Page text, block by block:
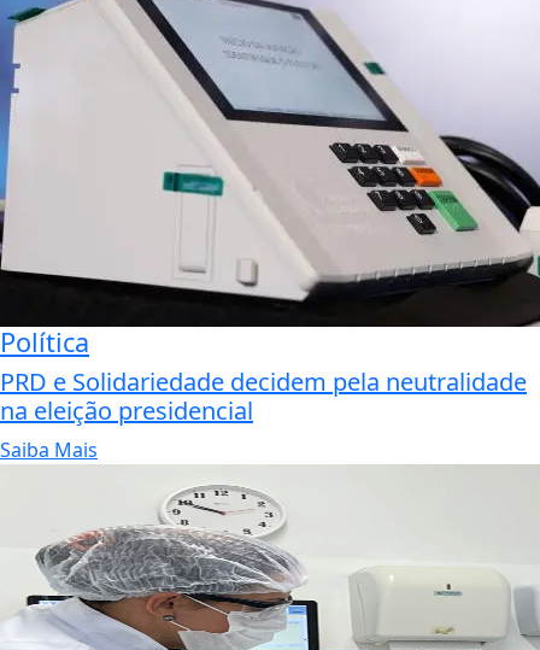
Política
PRD e Solidariedade decidem pela neutralidade
na eleição presidencial
Saiba Mais